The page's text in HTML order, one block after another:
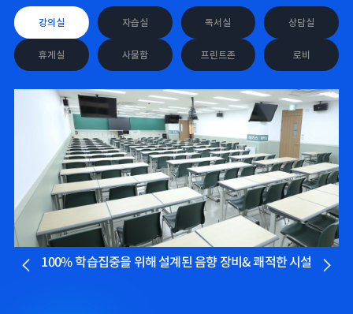
강의실 자습실 독서실 상담실
휴게실 사물함 프린트존 로비
100% 학습집중을 위해 설계된 음향 장비& 쾌적한 시설
해커스 강의는 타 학원
실무 강의와 달리 문제와
자료를 밀도있게
조합하여 풀 수 있는
방법을 알려주십니다.
합격생 김*현님
해커스에서 시작했으면
더 빨리 합격하지
않았을까 생각하고,
주변 분들에게도
감정평가사 시작은
해커스에서 하라고
추천합니다.
합격생 김*훈님
해커스에서 시작했으면
더 빨리 합격하지
않았을까 생각하고,
해커스 여지훈
평가사님의 기출강의와
GS를 통해 넉넉한 실무